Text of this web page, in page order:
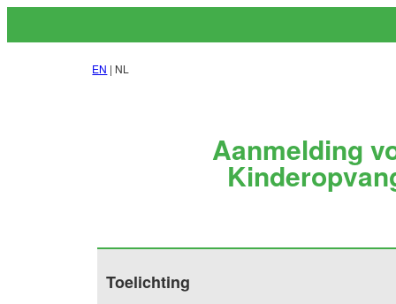
EN | NL
Aanmelding
Toelichting